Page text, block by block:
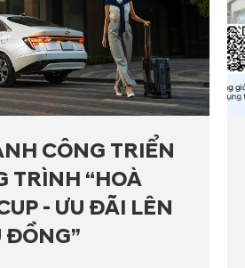
CÔNG TRIỂN
TRÌNH “HOÀ
- ƯU ĐÃI LÊN
ĐỒNG”